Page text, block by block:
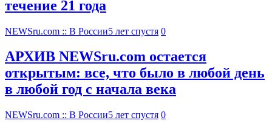
течение 21 года
NEWSru.com :: В России5 лет спустя 0
АРХИВ NEWSru.com остается
открытым: все, что было в любой день
в любой год с начала века
NEWSru.com :: В России5 лет спустя 0